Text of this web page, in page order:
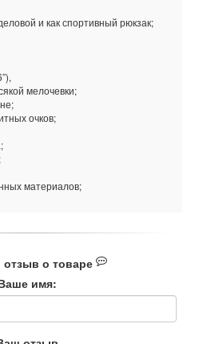
и как спортивный рюкзак;
мелочевки;
очков;
материалов;
отзыв о товаре
имя: